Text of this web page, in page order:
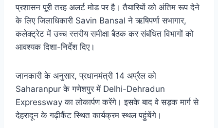
प्रशासन पूरी तरह अलर्ट मोड पर है। तैयारियों को अंतिम रूप देने
के लिए जिलाधिकारी Savin Bansal ने ऋषिपर्णा सभागार,
कलेक्ट्रेट में उच्च स्तरीय समीक्षा बैठक कर संबंधित विभागों को
आवश्यक दिशा-निर्देश दिए।
जानकारी के अनुसार, प्रधानमंत्री 14 अप्रैल को
Saharanpur के गणेशपुर में Delhi-Dehradun
Expressway का लोकार्पण करेंगे। इसके बाद वे सड़क मार्ग से
देहरादून के गढ़ीकैंट स्थित कार्यक्रम स्थल पहुंचेंगे।